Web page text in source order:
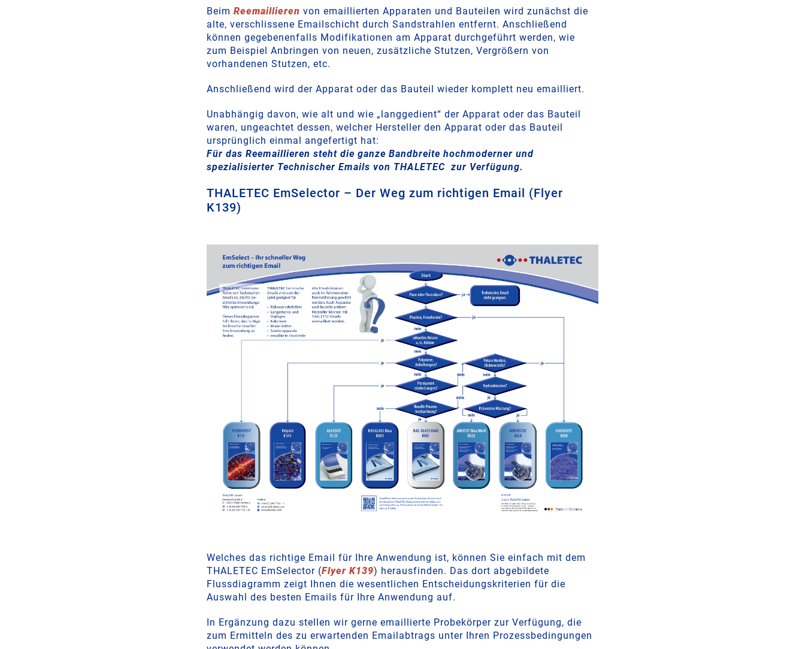
BeimReemaillieren von emaillierten Apparaten und Bauteilen wird zunächst die
alte, verschlissene Emailschicht durch Sandstrahlen entfernt. Anschließend
können gegebenenfalls Modifikationen am Apparat durchgeführt werden, wie
zum Beispiel Anbringen von neuen, zusätzliche Stutzen, Vergrößern von
vorhandenen Stutzen, etc.
Anschließend wird der Apparat oder das Bauteil wieder komplett neu emailliert.
Unabhängig davon, wie alt und wie „langgedient“ der Apparat oder das Bauteil
waren, ungeachtet dessen, welcher Hersteller den Apparat oder das Bauteil
ursprünglich einmal angefertigt hat:
Für das Reemaillieren steht die ganze Bandbreite hochmoderner und
spezialisierter Technischer Emails von THALETEC zur Verfügung.
THALETEC EmSelector – Der Weg zum richtigen Email (Flyer
K139)
Welches das richtige Email für Ihre Anwendung ist, können Sie einfach mit dem
THALETEC EmSelector (Flyer K139) herausfinden. Das dort abgebildete
Flussdiagramm zeigt Ihnen die wesentlichen Entscheidungskriterien für die
Auswahl des besten Emails für Ihre Anwendung auf.
In Ergänzung dazu stellen wir gerne emaillierte Probekörper zur Verfügung, die
zum Ermitteln des zu erwartenden Emailabtrags unter Ihren Prozessbedingungen